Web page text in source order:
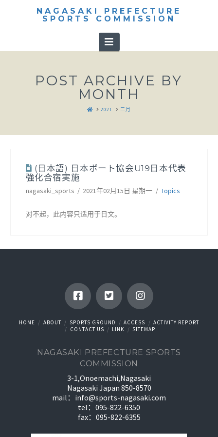
NAGASAKI PREFECTURE
SPORTS COMMISSION
Navigation
POST ARCHIVE BY
MONTH
HOME2021 二月
(日本語) 日本ボート協会U19日本代表
強化合宿実施
nagasaki_sports 2021年02月15日 星期一 Topics
对不起，此内容只适用于日文。
HOME ABOUT SPORTS GROUND ACCESS
ACTIVITY REPORT
CONTACT US
LINK SITEMAP
NAGASAKI PREFECTURE SPORTS
COMMISSION
3-1,Onoemachi,Nagasaki
Nagasaki Japan 850-8570
mail： info@sports-nagasaki.com
tel：095-822-6350
fax：095-822-6355